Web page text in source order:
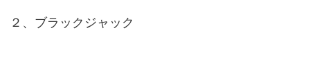
２、ブラックジャック